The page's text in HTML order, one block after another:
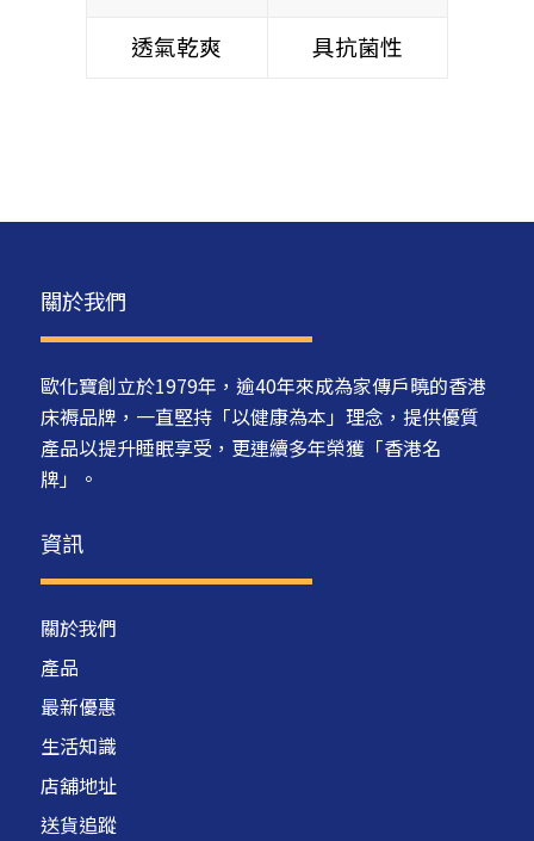
透氣乾爽 具抗菌性
關於我們
歐化寶創立於1979年，逾40年來成為家傳戶曉的香港
床褥品牌，一直堅持「以健康為本」理念，提供優質
產品以提升睡眠享受，更連續多年榮獲「香港名
牌」。
資訊
關於我們
產品
最新優惠
生活知識
店舖地址
送貨追蹤